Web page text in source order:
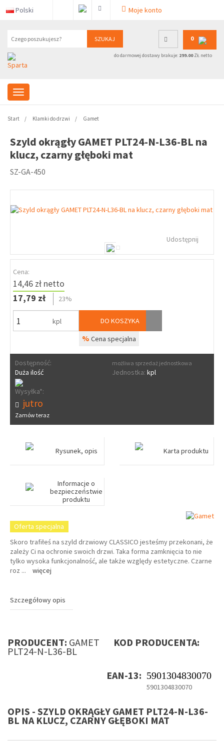
Polski Moje konto
SZUKAJ 0
do darmowej dostawy brakuje: 299.00ZŁ netto
Start Klamki do drzwi Gamet
Szyld okrągły GAMET PLT24-N-L36-BL na
klucz, czarny głęboki mat
SZ-GA-450
Udostępnij
Cena:
14,46 zł netto
17,79 zł
23%
kpl DO KOSZYKA
% Cena specjalna
Dostępność:
Duża ilość
możliwa sprzedaż jednostkowa
Jednostka: kpl
Wysyłka*:
jutro
Zamów teraz
Rysunek, opis Karta produktu
Informacje o
bezpieczeństwie
produktu
Oferta specjalna
Skoro trafiłeś na szyld drzwiowy CLASSICO jesteśmy przekonani, że
zależy Ci na ochronie swoich drzwi. Taka forma zamknięcia to nie
tylko wysoka funkcjonalność, ale także względy estetyczne. Czarne
roz ... więcej
Szczegółowy opis
PRODUCENT: GAMET KOD PRODUCENTA:
PLT24-N-L36-BL
EAN-13: 5901304830070
5901304830070
OPIS - SZYLD OKRĄGŁY GAMET PLT24-N-L36-
BL NA KLUCZ, CZARNY GŁĘBOKI MAT